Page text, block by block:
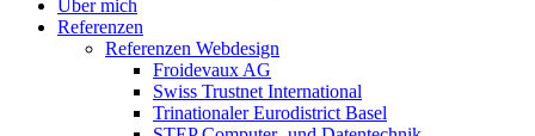
Über mich
Referenzen
Referenzen Webdesign
Froidevaux AG
Swiss Trustnet International
Trinationaler Eurodistrict Basel